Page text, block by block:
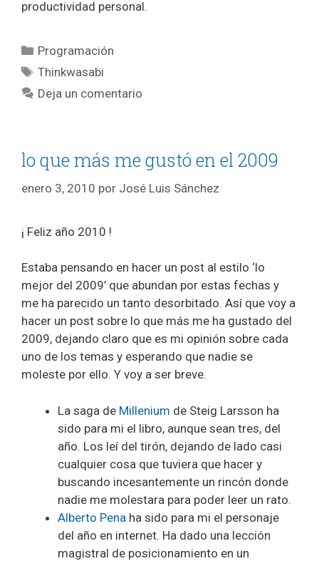
productividad personal.
Categorías
Programación
Etiquetas
Thinkwasabi
Deja un comentario
lo que más me gustó en el 2009
enero 3, 2010 por José Luis Sánchez
¡ Feliz año 2010 !
Estaba pensando en hacer un post al estilo ‘lo
mejor del 2009’ que abundan por estas fechas y
me ha parecido un tanto desorbitado. Así que voy a
hacer un post sobre lo que más me ha gustado del
2009, dejando claro que es mi opinión sobre cada
uno de los temas y esperando que nadie se
moleste por ello. Y voy a ser breve.
La saga de Millenium de Steig Larsson ha
sido para mi el libro, aunque sean tres, del
año. Los leí del tirón, dejando de lado casi
cualquier cosa que tuviera que hacer y
buscando incesantemente un rincón donde
nadie me molestara para poder leer un rato.
Alberto Pena ha sido para mi el personaje
del año en internet. Ha dado una lección
magistral de posicionamiento en un